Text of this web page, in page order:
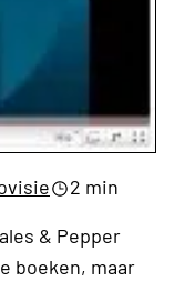
2 min
& Pepper
boeken, maar